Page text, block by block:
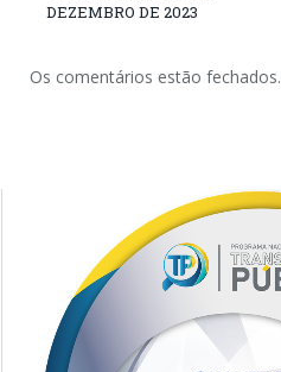
DEZEMBRO DE 2023
Os comentários estão fechados.